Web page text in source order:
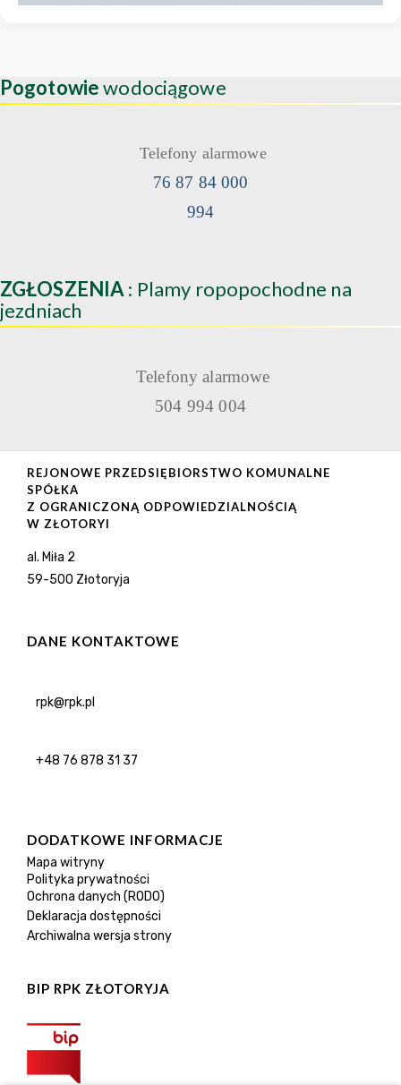
Pogotowiewodociągowe
Telefony alarmowe
76 87 84 000
994
ZGŁOSZENIA : Plamy ropopochodne na
jezdniach
Telefony alarmowe
504 994 004
REJONOWE PRZEDSIĘBIORSTWO KOMUNALNE
SPÓŁKA
Z OGRANICZONĄ ODPOWIEDZIALNOŚCIĄ
W ZŁOTORYI
al. Miła 2
59-500 Złotoryja
DANE KONTAKTOWE
rpk@rpk.pl
+48 76 878 31 37
DODATKOWE INFORMACJE
Mapa witryny
Polityka prywatności
Ochrona danych (RODO)
Deklaracja dostępności
Archiwalna wersja strony
BIP RPK ZŁOTORYJA